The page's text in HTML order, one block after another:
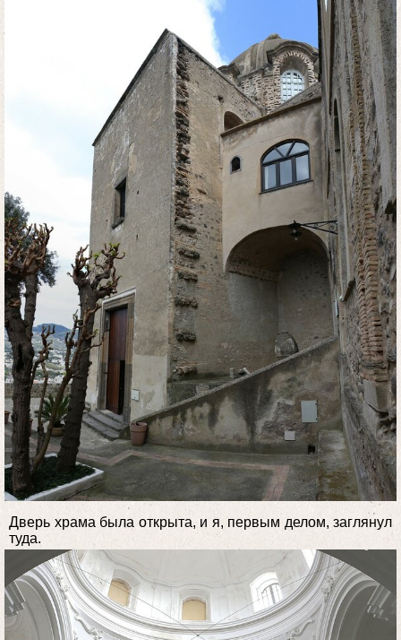
Дверь храма была открыта, и я, первым делом, заглянул
туда.